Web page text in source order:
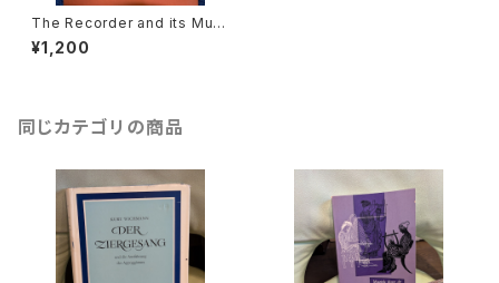
The Recorder and its Musi
c 【著：Edgar Hunt（英語）】
出版社：Eulenburg Books 1
¥1,200
同じカテゴリの商品